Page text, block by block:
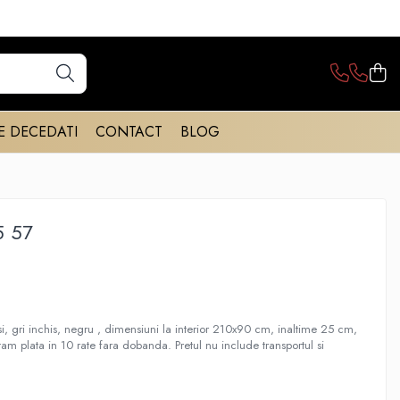
DECEDATI CONTACT BLOG
57
gri inchis, negru , dimensiuni la interior 210x90 cm, inaltime 25 cm,
plata in 10 rate fara dobanda. Pretul nu include transportul si